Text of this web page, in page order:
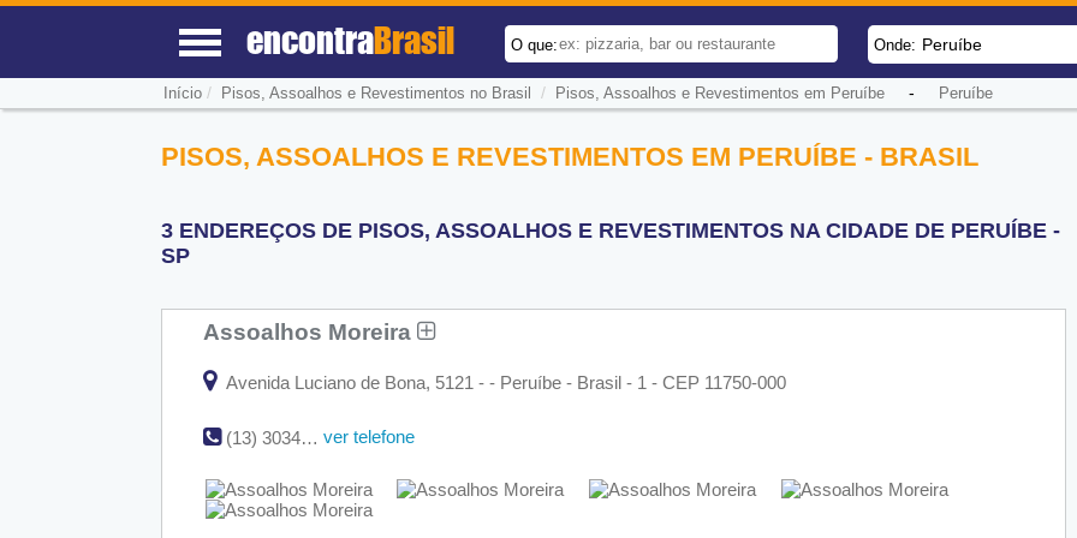
encontraBrasil O que: Onde: Peruíbe
Início/ Pisos, Assoalhos e Revestimentos no Brasil / Pisos, Assoalhos e Revestimentos em Peruíbe- Peruíbe
PISOS, ASSOALHOS E REVESTIMENTOS EM PERUÍBE - BRASIL
3 ENDEREÇOS DE PISOS, ASSOALHOS E REVESTIMENTOS NA CIDADE DE PERUÍBE -
SP
Assoalhos Moreira
Avenida Luciano de Bona, 5121 - - Peruíbe - Brasil - 1 - CEP 11750-000
(13) 3034-8306 | (11) 2281-7464 ver telefone